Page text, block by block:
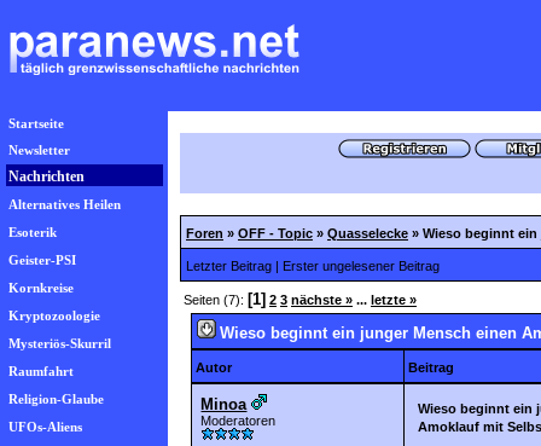
Startseite
Newsletter
Nachrichten
Alternatives Heilen
Esoterik
Geister-PSI
Kornkreise
Kryptozoologie
Mysteriös-Skurril
Raumfahrt
Religion-Glaube
UFOs-Aliens
Foren » OFF - Topic » Quasselecke » Wieso beginnt
Letzter Beitrag | Erster ungelesener Beitrag
Seiten (7): [1] 2 3 nächste » ... letzte »
Wieso beginnt ein junger Mensch einen
Autor Beitrag
Minoa
Moderatoren
Wieso beginnt ein
Amoklauf mit